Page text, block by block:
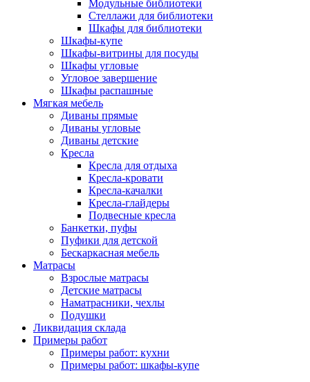
Модульные библиотеки
Стеллажи для библиотеки
Шкафы для библиотеки
Шкафы-купе
Шкафы-витрины для посуды
Шкафы угловые
Угловое завершение
Шкафы распашные
Мягкая мебель
Диваны прямые
Диваны угловые
Диваны детские
Кресла
Кресла для отдыха
Кресла-кровати
Кресла-качалки
Кресла-глайдеры
Подвесные кресла
Банкетки, пуфы
Пуфики для детской
Бескаркасная мебель
Матрасы
Взрослые матрасы
Детские матрасы
Наматрасники, чехлы
Подушки
Ликвидация склада
Примеры работ
Примеры работ: кухни
Примеры работ: шкафы-купе